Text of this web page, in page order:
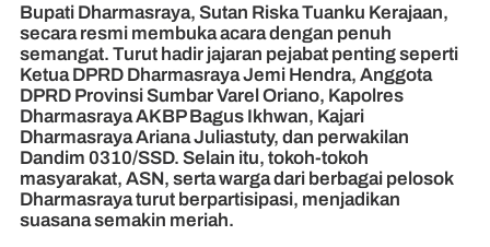
Bupati Dharmasraya, Sutan Riska Tuanku Kerajaan,
secara resmi membuka acara dengan penuh
semangat. Turut hadir jajaran pejabat penting seperti
Ketua DPRD Dharmasraya Jemi Hendra, Anggota
DPRD Provinsi Sumbar Varel Oriano, Kapolres
Dharmasraya AKBP Bagus Ikhwan, Kajari
Dharmasraya Ariana Juliastuty, dan perwakilan
Dandim 0310/SSD. Selain itu, tokoh-tokoh
masyarakat, ASN, serta warga dari berbagai pelosok
Dharmasraya turut berpartisipasi, menjadikan
suasana semakin meriah.